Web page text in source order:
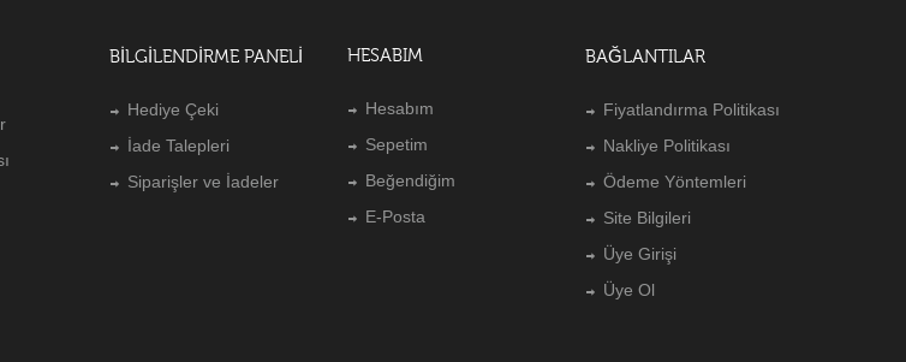
BILGILENDIRME PANELI
Hediye Çeki
İade Talepleri
Siparişler ve İadeler
HESABIM
Hesabım
Sepetim
Beğendiğim
E-Posta
BAĞLANTILAR
Fiyatlandırma Politikası
Nakliye Politikası
Ödeme Yöntemleri
Site Bilgileri
Üye Girişi
Üye Ol